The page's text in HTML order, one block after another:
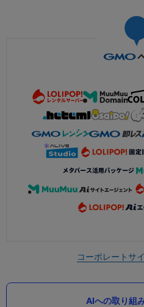
コーポレートサ
AIへの取り組